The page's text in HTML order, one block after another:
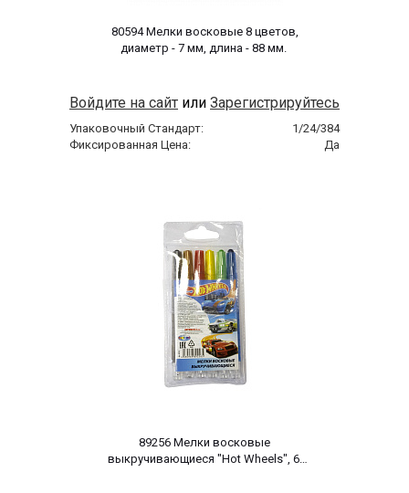
80594 Мелки восковые 8 цветов,
диаметр - 7 мм, длина - 88 мм.
Войдите на сайт или Зарегистрируйтесь
Упаковочный Стандарт:
1/24/384
Фиксированная Цена:
Да
89256 Мелки восковые
выкручивающиеся "Hot Wheels", 6